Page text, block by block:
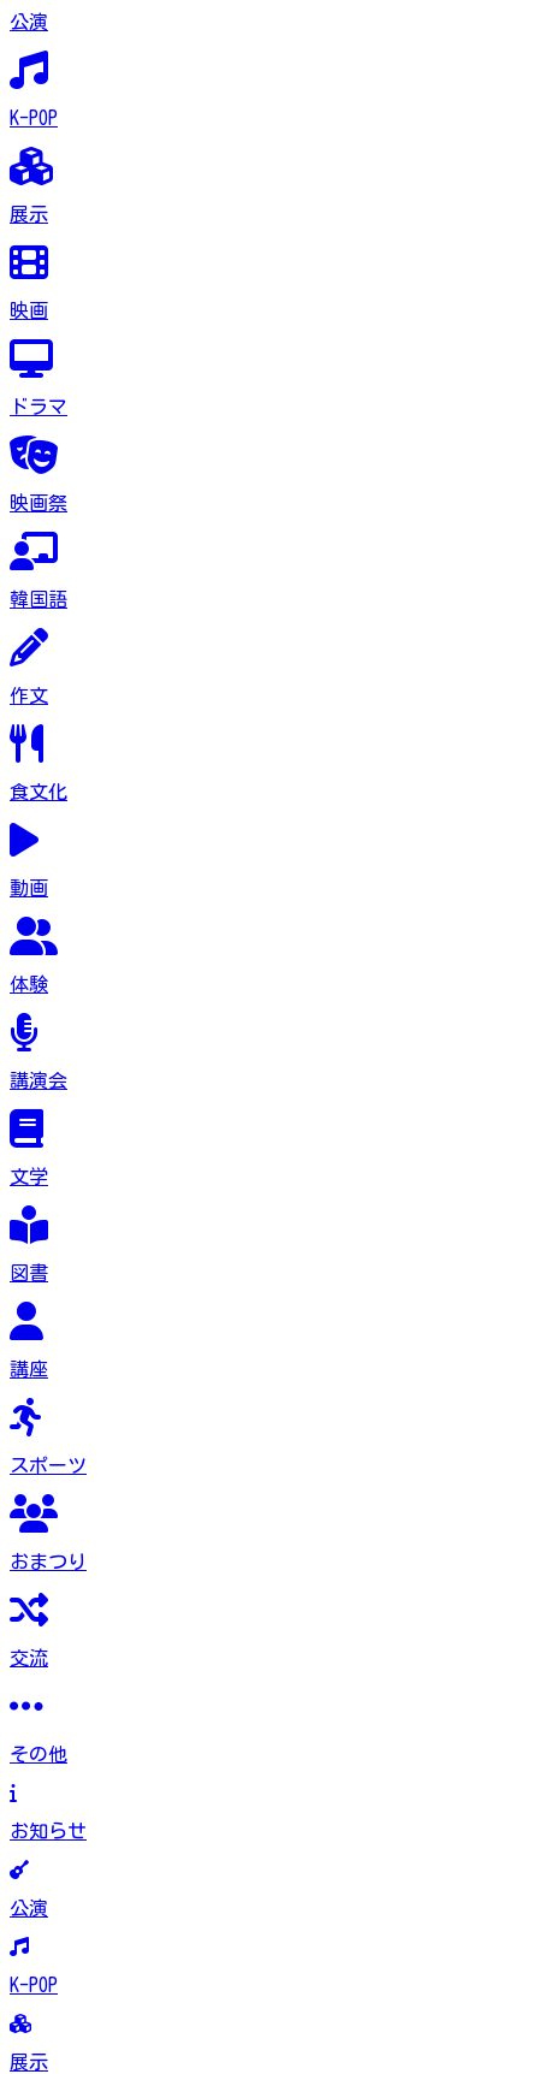
公演
K-POP
展示
映画
ドラマ
映画祭
韓国語
作文
食文化
動画
体験
講演会
文学
図書
講座
スポーツ
おまつり
交流
その他
お知らせ
公演
K-POP
展示